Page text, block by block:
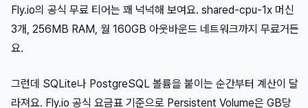
Fly.io의 공식 무료 티어는 꽤 넉넉해 보여요. shared-cpu-1x 머신
3개, 256MB RAM, 월 160GB 아웃바운드 네트워크까지 무료거든
요.
그런데 SQLite나 PostgreSQL 볼륨을 붙이는 순간부터 계산이 달
라져요. Fly.io 공식 요금표 기준으로 Persistent Volume은 GB당